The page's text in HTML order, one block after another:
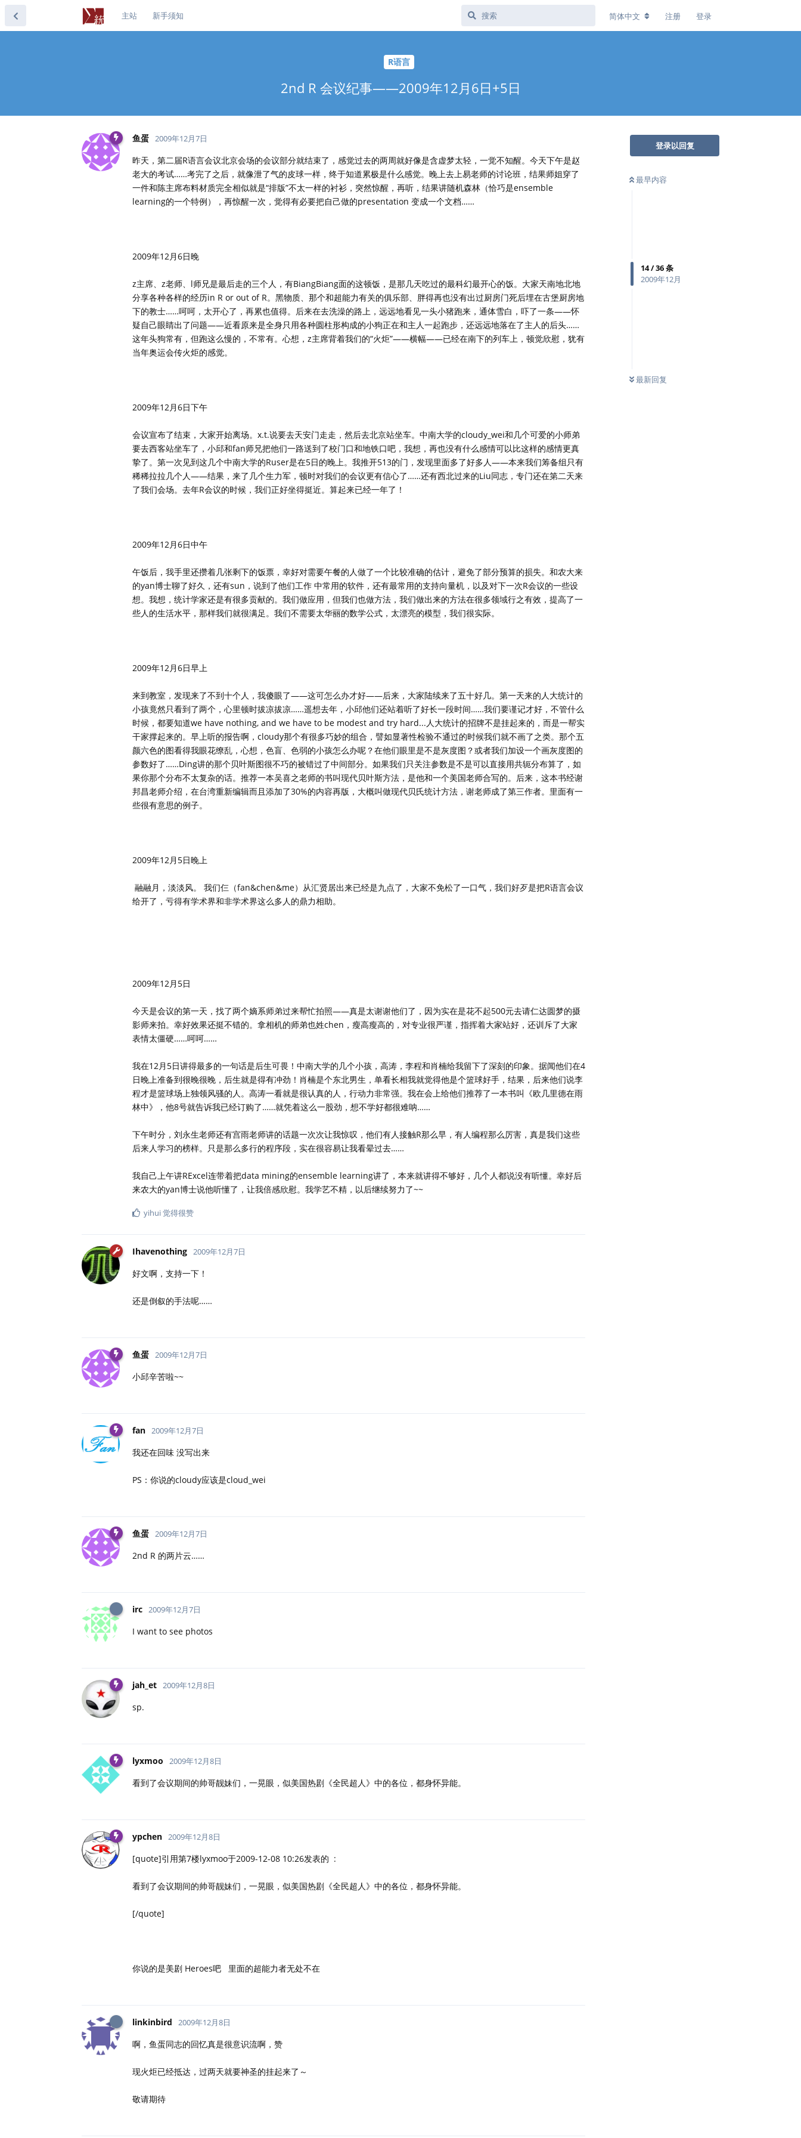
主站 新手须知 简体中文 注册 登录
R语言
2nd R 会议纪事——2009年12月6日+5日
登录以回复
最早内容
14/36条
2009年12月
最新回复
鱼蛋 2009年12月7日
昨天，第二届R语言会议北京会场的会议部分就结束了，感觉过去的两周就好像是含虚梦太轻，一觉不知醒。今天下午是赵
老大的考试……考完了之后，就像泄了气的皮球一样，终于知道累极是什么感觉。晚上去上易老师的讨论班，结果师姐穿了
一件和陈主席布料材质完全相似就是“排版”不太一样的衬衫，突然惊醒，再听，结果讲随机森林（恰巧是ensemble
learning的一个特例），再惊醒一次，觉得有必要把自己做的presentation 变成一个文档……
2009年12月6日晚
z主席、z老师、l师兄是最后走的三个人，有BiangBiang面的这顿饭，是那几天吃过的最科幻最开心的饭。大家天南地北地
分享各种各样的经历in R or out of R。黑物质、那个和超能力有关的俱乐部、胖得再也没有出过厨房门死后埋在古堡厨房地
下的教士……呵呵，太开心了，再累也值得。后来在去洗澡的路上，远远地看见一头小猪跑来，通体雪白，吓了一条——怀
疑自己眼睛出了问题——近看原来是全身只用各种圆柱形构成的小狗正在和主人一起跑步，还远远地落在了主人的后头……
这年头狗常有，但跑这么慢的，不常有。心想，z主席背着我们的“火炬”——横幅——已经在南下的列车上，顿觉欣慰，犹有
当年奥运会传火炬的感觉。
2009年12月6日下午
会议宣布了结束，大家开始离场。x.t.说要去天安门走走，然后去北京站坐车。中南大学的cloudy_wei和几个可爱的小师弟
要去西客站坐车了，小邱和fan师兄把他们一路送到了校门口和地铁口吧，我想，再也没有什么感情可以比这样的感情更真
挚了。第一次见到这几个中南大学的Ruser是在5日的晚上。我推开513的门，发现里面多了好多人——本来我们筹备组只有
稀稀拉拉几个人——结果，来了几个生力军，顿时对我们的会议更有信心了……还有西北过来的Liu同志，专门还在第二天来
了我们会场。去年R会议的时候，我们正好坐得挺近。算起来已经一年了！
2009年12月6日中午
午饭后，我手里还攒着几张剩下的饭票，幸好对需要午餐的人做了一个比较准确的估计，避免了部分预算的损失。和农大来
的yan博士聊了好久，还有sun，说到了他们工作 中常用的软件，还有最常用的支持向量机，以及对下一次R会议的一些设
想。我想，统计学家还是有很多贡献的。我们做应用，但我们也做方法，我们做出来的方法在很多领域行之有效，提高了一
些人的生活水平，那样我们就很满足。我们不需要太华丽的数学公式，太漂亮的模型，我们很实际。
2009年12月6日早上
来到教室，发现来了不到十个人，我傻眼了——这可怎么办才好——后来，大家陆续来了五十好几。第一天来的人大统计的
小孩竟然只看到了两个，心里顿时拔凉拔凉……遥想去年，小邱他们还站着听了好长一段时间……我们要谨记才好，不管什么
时候，都要知道we have nothing, and we have to be modest and try hard...人大统计的招牌不是挂起来的，而是一帮实
干家撑起来的。早上听的报告啊，cloudy那个有很多巧妙的组合，譬如显著性检验不通过的时候我们就不画了之类。那个五
颜六色的图看得我眼花缭乱，心想，色盲、色弱的小孩怎么办呢？在他们眼里是不是灰度图？或者我们加设一个画灰度图的
参数好了……Ding讲的那个贝叶斯图很不巧的被错过了中间部分。如果我们只关注参数是不是可以直接用共轭分布算了，如
果你那个分布不太复杂的话。推荐一本吴喜之老师的书叫现代贝叶斯方法，是他和一个美国老师合写的。后来，这本书经谢
邦昌老师介绍，在台湾重新编辑而且添加了30%的内容再版，大概叫做现代贝氏统计方法，谢老师成了第三作者。里面有一
些很有意思的例子。
2009年12月5日晚上
融融月，淡淡风。 我们仨（fan&chen&me）从汇贤居出来已经是九点了，大家不免松了一口气，我们好歹是把R语言会议
给开了，亏得有学术界和非学术界这么多人的鼎力相助。
2009年12月5日
今天是会议的第一天，找了两个嫡系师弟过来帮忙拍照——真是太谢谢他们了，因为实在是花不起500元去请仁达圆梦的摄
影师来拍。幸好效果还挺不错的。拿相机的师弟也姓chen，瘦高瘦高的，对专业很严谨，指挥着大家站好，还训斥了大家
表情太僵硬……呵呵……
我在12月5日讲得最多的一句话是后生可畏！中南大学的几个小孩，高涛，李程和肖楠给我留下了深刻的印象。据闻他们在4
日晚上准备到很晚很晚，后生就是得有冲劲！肖楠是个东北男生，单看长相我就觉得他是个篮球好手，结果，后来他们说李
程才是篮球场上独领风骚的人。高涛一看就是很认真的人，行动力非常强。我在会上给他们推荐了一本书叫《欧几里德在雨
林中》，他8号就告诉我已经订购了……就凭着这么一股劲，想不学好都很难呐……
下午时分，刘永生老师还有宫雨老师讲的话题一次次让我惊叹，他们有人接触R那么早，有人编程那么厉害，真是我们这些
后来人学习的榜样。只是那么多行的程序段，实在很容易让我看晕过去……
我自己上午讲RExcel连带着把data mining的ensemble learning讲了，本来就讲得不够好，几个人都说没有听懂。幸好后
来农大的yan博士说他听懂了，让我倍感欣慰。我学艺不精，以后继续努力了~~
yihui觉得很赞
Ihavenothing 2009年12月7日
好文啊，支持一下！
还是倒叙的手法呢……
鱼蛋 2009年12月7日
小邱辛苦啦~~
fan 2009年12月7日
我还在回味 没写出来
PS：你说的cloudy应该是cloud_wei
鱼蛋 2009年12月7日
2nd R 的两片云……
irc 2009年12月7日
I want to see photos
jah_et 2009年12月8日
sp.
lyxmoo 2009年12月8日
看到了会议期间的帅哥靓妹们，一晃眼，似美国热剧《全民超人》中的各位，都身怀异能。
ypchen 2009年12月8日
[quote]引用第7楼lyxmoo于2009-12-08 10:26发表的 :
看到了会议期间的帅哥靓妹们，一晃眼，似美国热剧《全民超人》中的各位，都身怀异能。
[/quote]
你说的是美剧 Heroes吧 里面的超能力者无处不在
linkinbird 2009年12月8日
啊，鱼蛋同志的回忆真是很意识流啊，赞
现火炬已经抵达，过两天就要神圣的挂起来了～
敬请期待